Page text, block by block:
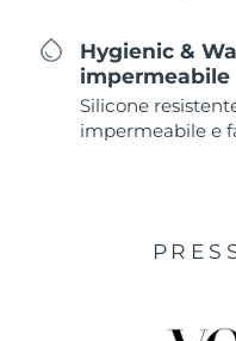
Hygienic &
impermeabile
Silicone
impermeabile e